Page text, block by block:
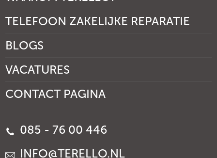
TELEFOON ZAKELIJKE REPARATIE
BLOGS
VACATURES
CONTACT PAGINA
085 - 76 00 446
INFO@TERELLO.NL